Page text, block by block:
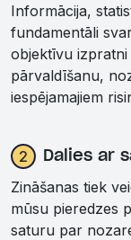
Informācija,
fundamentāli
objektīvu
pārvaldīšanu,
iespējamajiem
2 Dalies ar
Zināšanas tiek
mūsu pieredzes
saturu par